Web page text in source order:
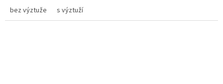
bez výztuže s výztuží